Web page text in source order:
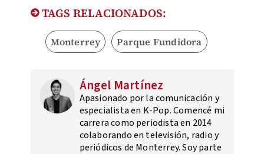
TAGS RELACIONADOS:
Monterrey Parque Fundidora
Ángel Martínez
Apasionado por la comunicación y
especialista en K-Pop. Comencé mi
carrera como periodista en 2014
colaborando en televisión, radio y
periódicos de Monterrey. Soy parte